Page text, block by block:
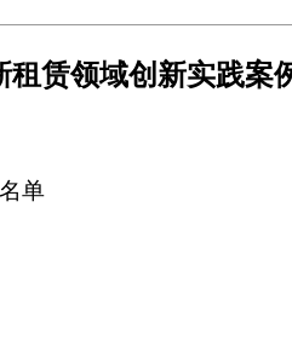
租赁领域创新实践案
单